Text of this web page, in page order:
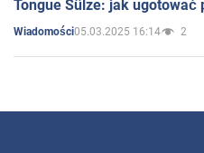
Tongue Sülze: jak
Wiadomości05.03.2025 16:14 2